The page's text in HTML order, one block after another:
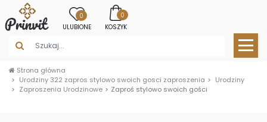
0
ULUBIONE
0
KOSZYK
Strona główna
Urodziny 322 zapros stylowo swoich gosci zaproszenia
Urodziny
Zaproszenia Urodzinowe
Zaproś stylowo swoich gości